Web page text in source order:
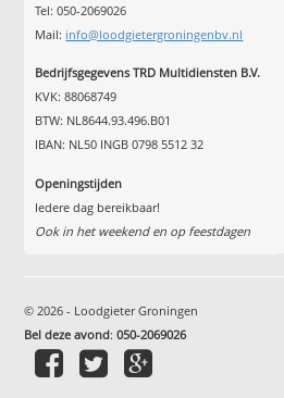
Tel: 050-2069026
Mail: info@loodgietergroningenbv.nl
Bedrijfsgegevens TRD Multidiensten B.V.
KVK: 88068749
BTW: NL8644.93.496.B01
IBAN: NL50 INGB 0798 5512 32
Openingstijden
Iedere dag bereikbaar!
Ook in het weekend en op feestdagen
© 2026 - Loodgieter Groningen
Bel deze avond:050-2069026